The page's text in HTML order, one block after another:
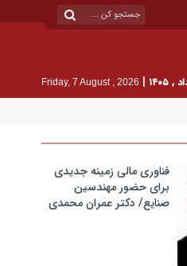
|
Friday, 7 August , 2026
فناوری مالی زمینه جدیدی
برای حضور مهندسین
صنایع/ دکتر عمران محمدی